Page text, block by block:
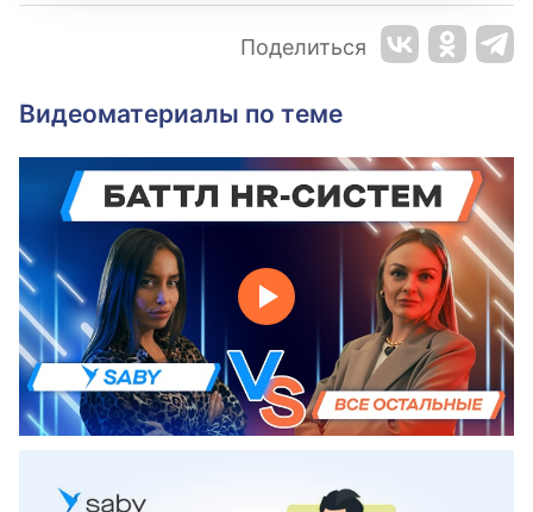
Поделиться
Видеоматериалы по теме